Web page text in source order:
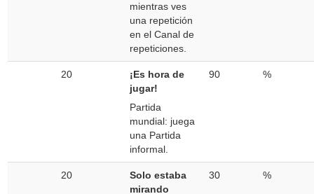
mientras ves
una repetición
en el Canal de
repeticiones.
20
¡Es hora de
jugar!
Partida
mundial: juega
una Partida
informal.
90 %
20
Solo estaba
mirando
30 %